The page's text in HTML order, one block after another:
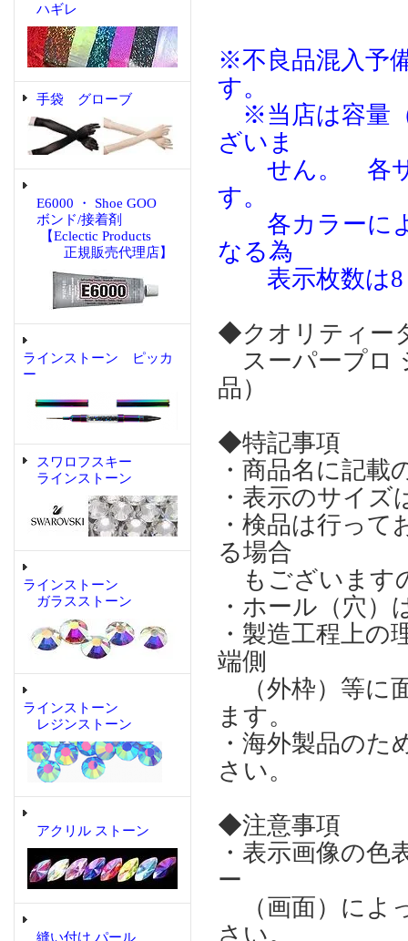
ハギレ
手袋 グローブ
E6000 ・ Shoe GOO
ボンド/接着剤
【Eclectic Products
正規販売代理店】
ラインストーン ピッカ
ー
スワロフスキー
ラインストーン
ラインストーン
ガラスストーン
ラインストーン
レジンストーン
アクリル ストーン
縫い付け パール
※不良品混入予
す。
※当店は容量
ざいま
せん。 各サ
す。
各カラーによ
なる為
表示枚数は8
◆クオリティー
スーパープロ
品）
◆特記事項
・商品名に記
・表示のサイ
・検品は行っ
る場合
もございます
・ホール（穴
・製造工程上
端側
（外枠）等に
ます。
・海外製品の
さい。
◆注意事項
・表示画像の
ー
（画面）によ
さい。